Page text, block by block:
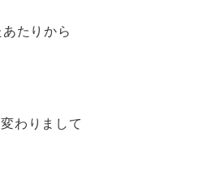
たりから
わりまして